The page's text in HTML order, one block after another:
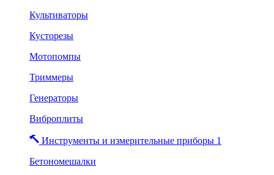
Культиваторы
Кусторезы
Мотопомпы
Триммеры
Генераторы
Виброплиты
Инструменты и измерительные приборы 1
Бетономешалки